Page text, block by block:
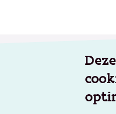
Werken voor
Onze vacatures
Veelgestelde vragen